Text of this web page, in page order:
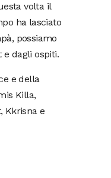
volta il
ha lasciato
possiamo
e dagli ospiti.
e della
Killa,
Kkrisna e